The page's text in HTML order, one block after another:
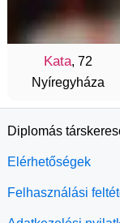
Kata, 72
Nyíregyháza
Diplomás
Elérhetőségek
Felhasználási